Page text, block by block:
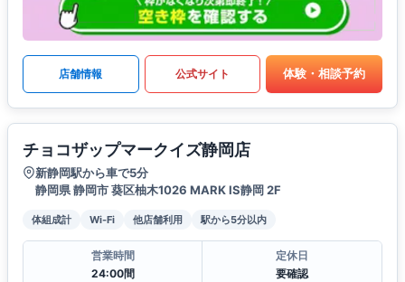
店舗情報 公式サイト 体験・相談予約
チョコザップマークイズ静岡店
新静岡駅から車で5分
静岡県 静岡市 葵区柚木1026 MARK IS静岡 2F
体組成計 Wi-Fi 他店舗利用 駅から5分以内
営業時間
24:00間
定休日
要確認